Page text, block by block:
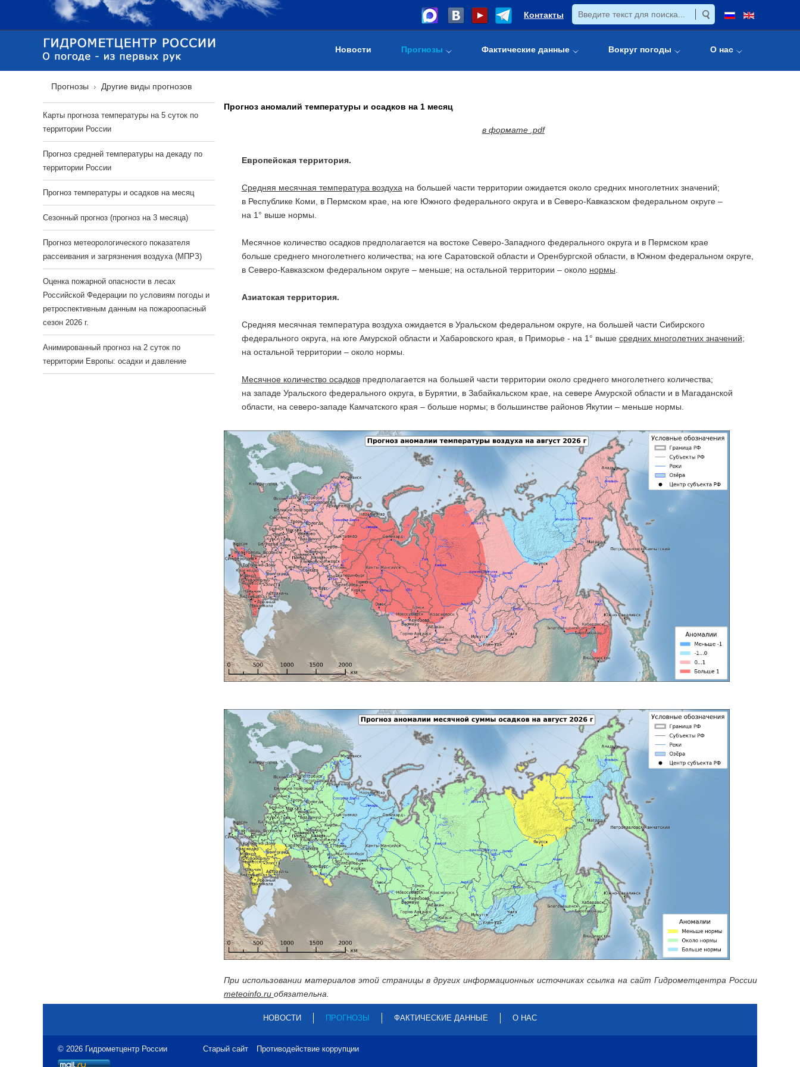
Контакты
Новости Прогнозы Фактические данные Вокруг погоды О нас
Прогнозы Другие виды прогнозов
Прогноз аномалий температуры и осадков на 1 месяц
в формате .pdf
Европейская территория.
Средняя месячная температура воздуха на большей части территории ожидается около средних многолетних значений;
в Республике Коми, в Пермском крае, на юге Южного федерального округа и в Северо-Кавказском федеральном округе –
на 1° выше нормы.
Месячное количество осадков предполагается на востоке Северо-Западного федерального округа и в Пермском крае
больше среднего многолетнего количества; на юге Саратовской области и Оренбургской области, в Южном федеральном округе,
в Северо-Кавказском федеральном округе – меньше; на остальной территории – около нормы
Азиатская территория.
Средняя месячная температура воздуха ожидается в Уральском федеральном округе, на большей части Сибирского
федерального округа, на юге Амурской области и Хабаровского края, в Приморье - на 1° выше средних многолетних значений;
на остальной территории – около нормы.
Месячное количество осадковпредполагается на большей части территории около среднего многолетнего количества;
на западе Уральского федерального округа, в Бурятии, в Забайкальском крае, на севере Амурской области и в Магаданской
области, на северо-западе Камчатского края – больше нормы; в большинстве районов Якутии – меньше нормы.
При использовании материалов этой страницы в других информационных источниках ссылка на сайт Гидрометцентра России
meteoinfo.ru обязательна.
Карты прогноза температуры на 5 суток по
территории России
Прогноз средней температуры на декаду по
территории России
Прогноз температуры и осадков на месяц
Сезонный прогноз (прогноз на 3 месяца)
Прогноз метеорологического показателя
рассеивания и загрязнения воздуха (МПРЗ)
Оценка пожарной опасности в лесах
Российской Федерации по условиям погоды и
ретроспективным данным на пожароопасный
сезон 2026 г.
Анимированный прогноз на 2 суток по
территории Европы: осадки и давление
НОВОСТИ ПРОГНОЗЫ ФАКТИЧЕСКИЕ ДАННЫЕ О НАС
© 2026 Гидрометцентр России Старый сайт Противодействие коррупции